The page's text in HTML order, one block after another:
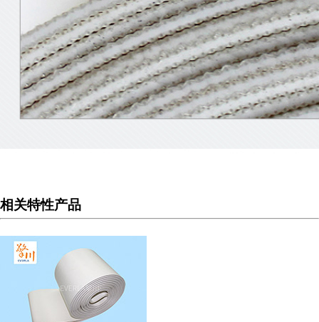
相关特性产品